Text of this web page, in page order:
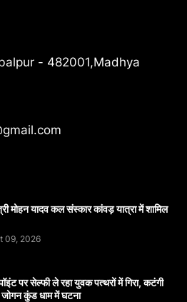
- 482001,Madhya
मोहन यादव कल संस्कार कांवड़ यात्रा में शामिल
09, 2026
पर सेल्फी ले रहा युवक पत्थरों में गिरा, कटंगी
जोगन कुंड धाम में घटना